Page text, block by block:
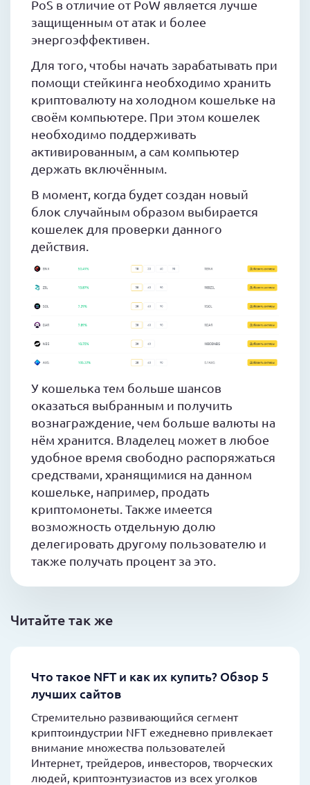
PoS в отличие от PoW является лучше
защищенным от атак и более
энергоэффективен.
Для того, чтобы начать зарабатывать при
помощи стейкинга необходимо хранить
криптовалюту на холодном кошельке на
своём компьютере. При этом кошелек
необходимо поддерживать
активированным, а сам компьютер
держать включённым.
В момент, когда будет создан новый
блок случайным образом выбирается
кошелек для проверки данного
действия.
У кошелька тем больше шансов
оказаться выбранным и получить
вознаграждение, чем больше валюты на
нём хранится. Владелец может в любое
удобное время свободно распоряжаться
средствами, хранящимися на данном
кошельке, например, продать
криптомонеты. Также имеется
возможность отдельную долю
делегировать другому пользователю и
также получать процент за это.
Читайте так же
Что такое NFT и как их купить? Обзор 5
лучших сайтов
Стремительно развивающийся сегмент
криптоиндустрии NFT ежедневно привлекает
внимание множества пользователей
Интернет, трейдеров, инвесторов, творческих
людей, криптоэнтузиастов из всех уголков